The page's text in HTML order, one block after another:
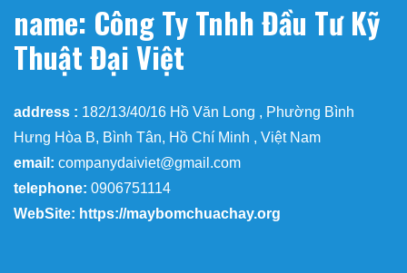
name: Công Ty Tnhh Đầu Tư Kỹ
Thuật Đại Việt
address : 182/13/40/16 Hồ Văn Long , Phường Bình
Hưng Hòa B, Bình Tân, Hồ Chí Minh , Việt Nam
email: companydaiviet@gmail.com
telephone: 0906751114
WebSite: https://maybomchuachay.org